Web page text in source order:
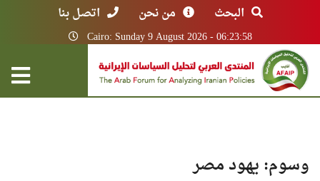
البحث من نحن اتصل بنا
Cairo: Sunday 9 August 2026 - 06:23:58
وسوم: يهود مصر